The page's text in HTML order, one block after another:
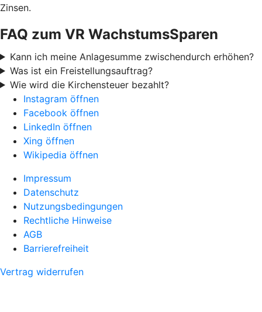
Zinsen.
FAQ zum VR WachstumsSparen
Kann ich meine Anlagesumme zwischendurch erhöhen?
Was ist ein Freistellungsauftrag?
Wie wird die Kirchensteuer bezahlt?
Instagram öffnen
Facebook öffnen
LinkedIn öffnen
Xing öffnen
Wikipedia öffnen
Impressum
Datenschutz
Nutzungsbedingungen
Rechtliche Hinweise
AGB
Barrierefreiheit
Vertrag widerrufen